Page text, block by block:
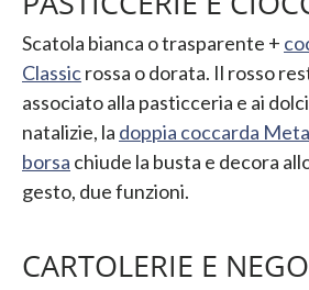
Scatola bianca o trasparente +
Classicrossa o dorata. Il rosso
associato alla pasticceria e ai
natalizie, la doppia coccarda
borsa chiude la busta e decora
gesto, due funzioni.
CARTOLERIE E